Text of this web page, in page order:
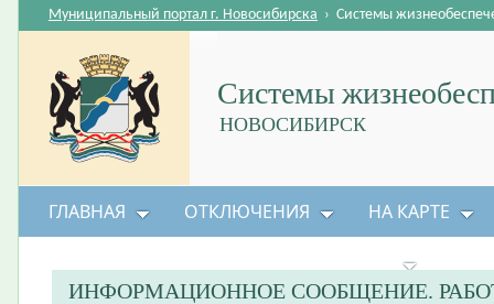
Системы
НОВОСИБИРСК
Муниципальный портал г. Новосибирска › Системы
ГЛАВНАЯ ОТКЛЮЧЕНИЯ НА КАРТЕ
ИНФОРМАЦИОННОЕ СООБЩЕНИЕ.